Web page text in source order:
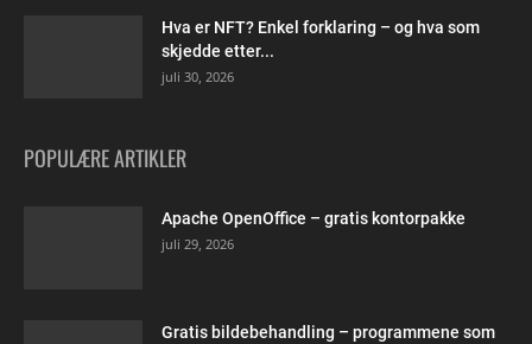
Hva er NFT? Enkel forklaring – og hva som
skjedde etter...
juli 30, 2026
POPULÆRE ARTIKLER
Apache OpenOffice – gratis kontorpakke
juli 29, 2026
Gratis bildebehandling – programmene som